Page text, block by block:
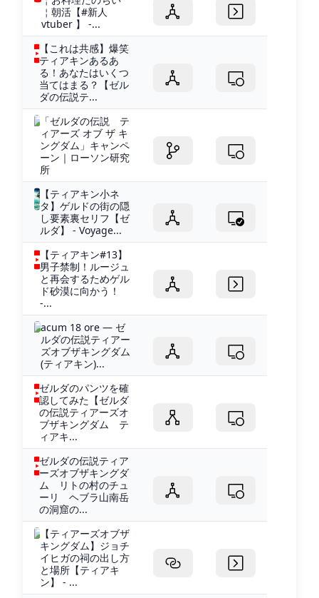
￤朝活【#新人
vtuber 】 -...
【これは共感】爆笑
ティアキンあるあ
る！あなたはいくつ
当てはまる？【ゼル
ダの伝説テ...
「ゼルダの伝説 テ
ィアーズ オブ ザ キ
ングダム」キャンペ
ーン｜ローソン研究
所
【ティアキン小ネ
タ】ゲルドの街の隠
し要素裏セリフ【ゼ
ルダ】 - Voyage...
【ティアキン#13】
男子禁制！ルージュ
と再会するためゲル
ド砂漠に向かう！
-...
acum 18 ore — ゼ
ルダの伝説ティアー
ズオブザキングダム
(ティアキン)...
ゼルダのパンツを確
認してみた【ゼルダ
の伝説ティアーズオ
ブザキングダム テ
ィアキ...
ゼルダの伝説ティア
ーズオブザキングダ
ム リトの村のチュ
ーリ ヘブラ山南岳
の洞窟の...
【ティアーズオブザ
キングダム】ジョチ
イヒガの祠の出し方
と場所【ティアキ
ン】 - ...